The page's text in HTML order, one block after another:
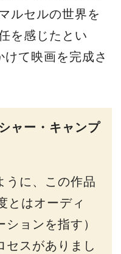
ルセルの世界を
を感じたとい
て映画を完成さ
ャー・キャンプ
うに、この作品
とはオーディ
ョンを指す）
セスがありまし